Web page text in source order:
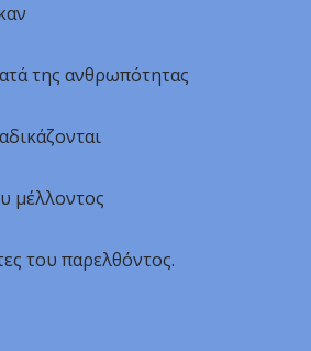
της ανθρωπότητας
μέλλοντος
του παρελθόντος.